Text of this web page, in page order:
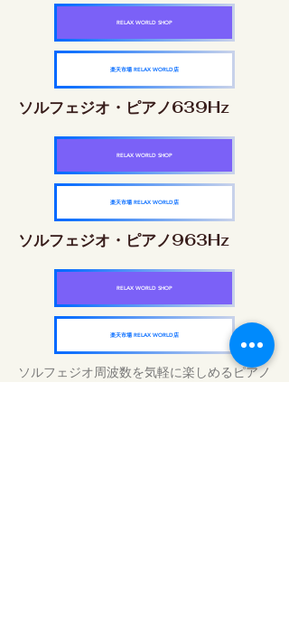
RELAX WORLD SHOP
楽天市場 RELAX WORLD店
ソルフェジオ・ピアノ639Hz
RELAX WORLD SHOP
楽天市場 RELAX WORLD店
ソルフェジオ・ピアノ963Hz
RELAX WORLD SHOP
楽天市場 RELAX WORLD店
ソルフェジオ周波数を気軽に楽しめるピアノ